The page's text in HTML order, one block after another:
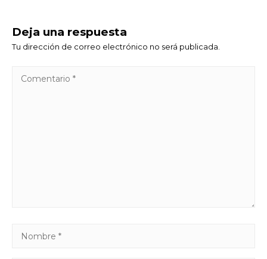
Deja una respuesta
Tu dirección de correo electrónico no será publicada.